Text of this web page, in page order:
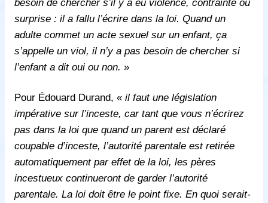
surprise : il a fallu l’écrire dans la loi. Quand un
adulte commet un acte sexuel sur un enfant, ça
s’appelle un viol, il n’y a pas besoin de chercher si
l’enfant a dit oui ou non. »
Pour Édouard Durand, « il faut une législation
impérative sur l’inceste, car tant que vous n’écrirez
pas dans la loi que quand un parent est déclaré
coupable d’inceste, l’autorité parentale est retirée
automatiquement par effet de la loi, les pères
incestueux continueront de garder l’autorité
parentale. La loi doit être le point fixe. En quoi serait-